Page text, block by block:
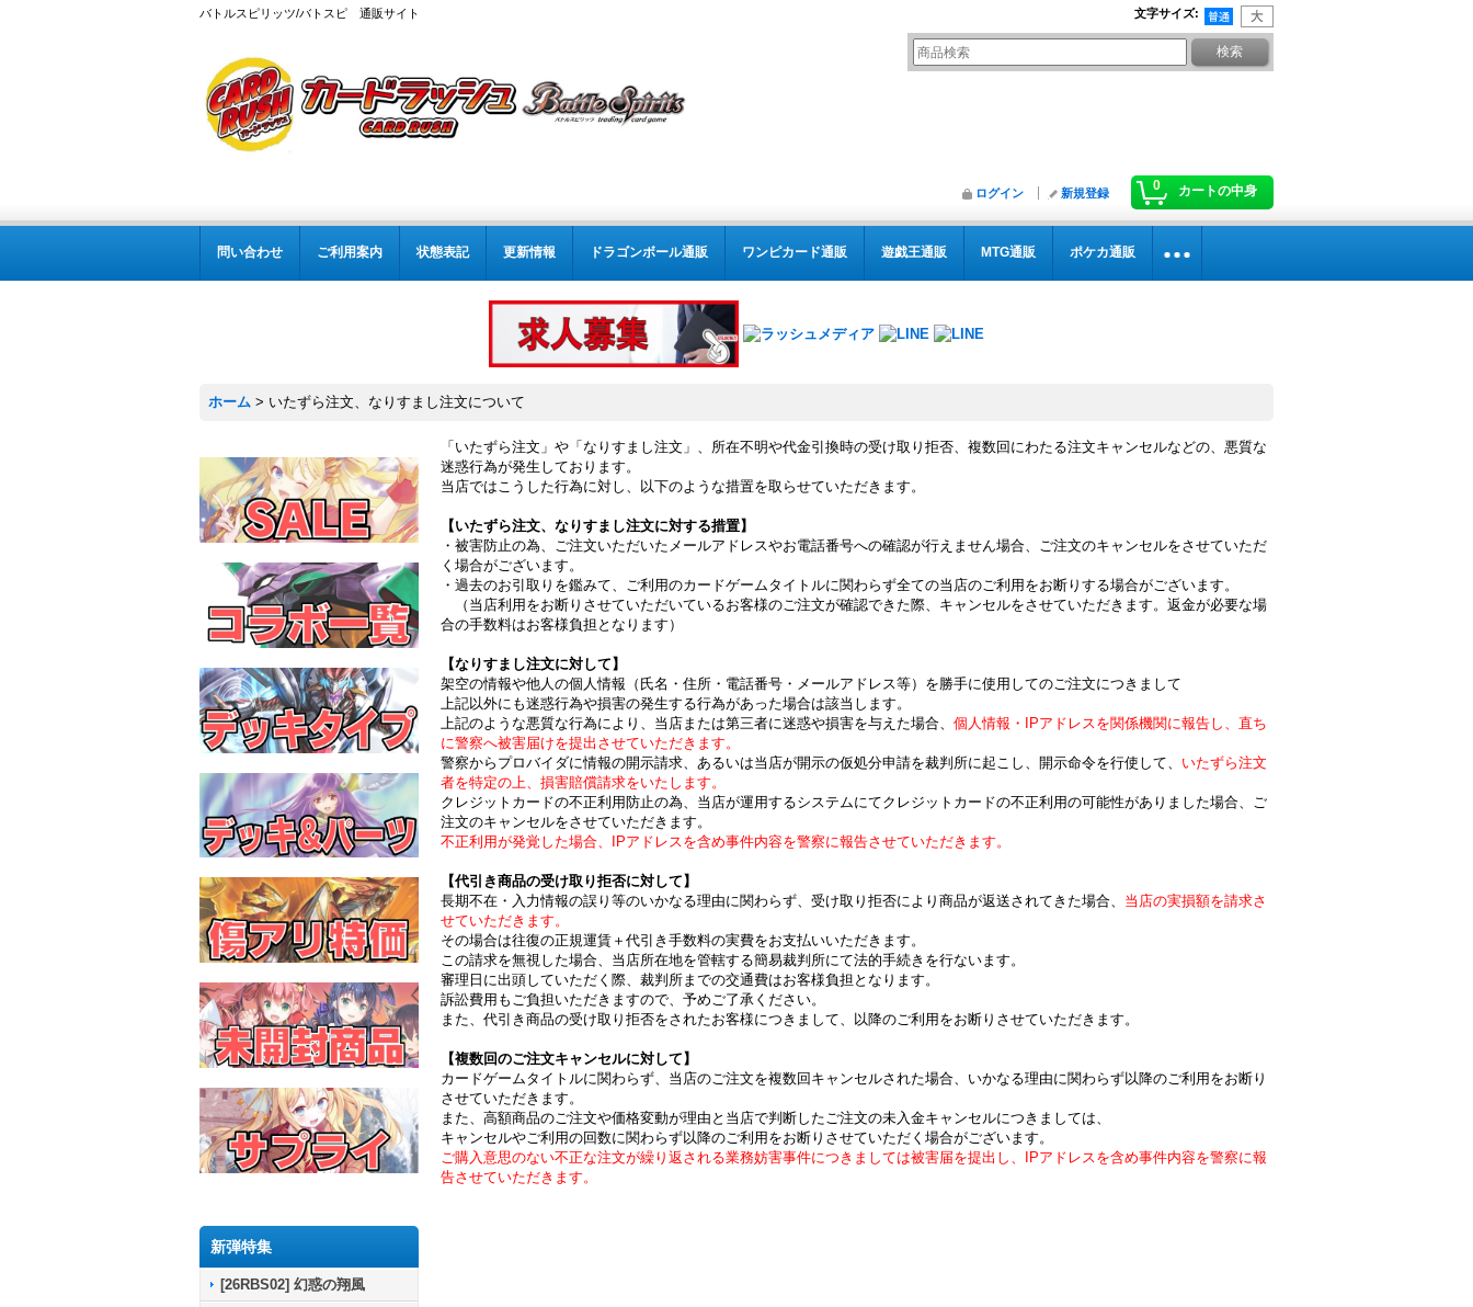
バトルスピリッツ/バトスピ 通販サイト 文字サイズ:
0 カートの中身
ログイン 新規登録
問い合わせ ご利用案内 状態表記 更新情報 ドラゴンボール通販 ワンピカード通販 遊戯王通販 MTG通販 ポケカ通販
ホーム > いたずら注文、なりすまし注文について
新弾特集
[26RBS02] 幻惑の翔風
「いたずら注文」や「なりすまし注文」、所在不明や代金引換時の受け取り拒否、複数回にわたる注文キャンセルなどの、悪質な
迷惑行為が発生しております。
当店ではこうした行為に対し、以下のような措置を取らせていただきます。
【いたずら注文、なりすまし注文に対する措置】
・被害防止の為、ご注文いただいたメールアドレスやお電話番号への確認が行えません場合、ご注文のキャンセルをさせていただ
く場合がございます。
・過去のお引取りを鑑みて、ご利用のカードゲームタイトルに関わらず全ての当店のご利用をお断りする場合がございます。
（当店利用をお断りさせていただいているお客様のご注文が確認できた際、キャンセルをさせていただきます。返金が必要な場
合の手数料はお客様負担となります）
【なりすまし注文に対して】
架空の情報や他人の個人情報（氏名・住所・電話番号・メールアドレス等）を勝手に使用してのご注文につきまして
上記以外にも迷惑行為や損害の発生する行為があった場合は該当します。
上記のような悪質な行為により、当店または第三者に迷惑や損害を与えた場合、 個人情報・IPアドレスを関係機関に報告し、直ち
に警察へ被害届けを提出させていただきます。
警察からプロバイダに情報の開示請求、あるいは当店が開示の仮処分申請を裁判所に起こし、開示命令を行使して、 いたずら注文
者を特定の上、損害賠償請求をいたします。
クレジットカードの不正利用防止の為、当店が運用するシステムにてクレジットカードの不正利用の可能性がありました場合、ご
注文のキャンセルをさせていただきます。
不正利用が発覚した場合、IPアドレスを含め事件内容を警察に報告させていただきます。
【代引き商品の受け取り拒否に対して】
長期不在・入力情報の誤り等のいかなる理由に関わらず、受け取り拒否により商品が返送されてきた場合、 当店の実損額を請求さ
せていただきます。
その場合は往復の正規運賃＋代引き手数料の実費をお支払いいただきます。
この請求を無視した場合、当店所在地を管轄する簡易裁判所にて法的手続きを行ないます。
審理日に出頭していただく際、裁判所までの交通費はお客様負担となります。
訴訟費用もご負担いただきますので、予めご了承ください。
また、代引き商品の受け取り拒否をされたお客様につきまして、以降のご利用をお断りさせていただきます。
【複数回のご注文キャンセルに対して】
カードゲームタイトルに関わらず、当店のご注文を複数回キャンセルされた場合、いかなる理由に関わらず以降のご利用をお断り
させていただきます。
また、高額商品のご注文や価格変動が理由と当店で判断したご注文の未入金キャンセルにつきましては、
キャンセルやご利用の回数に関わらず以降のご利用をお断りさせていただく場合がございます。
ご購入意思のない不正な注文が繰り返される業務妨害事件につきましては被害届を提出し、IPアドレスを含め事件内容を警察に報
告させていただきます。